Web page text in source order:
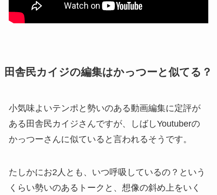
田舎民カイジの編集はかっつーと似てる？
小気味よいテンポと勢いのある動画編集に定評が
ある田舎民カイジさんですが、しばしYoutuberの
かっつーさんに似ていると言われるそうです。
たしかにお2人とも、いつ呼吸しているの？という
くらい勢いのあるトークと、想像の斜め上をいく